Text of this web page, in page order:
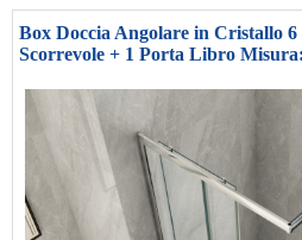
Box Doccia Angolare in Cristallo
Scorrevole + 1 Porta Libro